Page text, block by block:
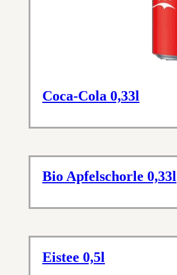
Coca-Cola 0,33l
Bio Apfelschorle 0,33l
Eistee 0,5l